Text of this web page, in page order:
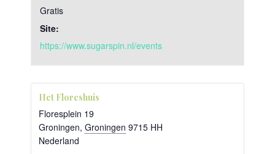
Gratis
Site:
https://www.sugarspin.nl/events
Het Floreshuis
Floresplein 19
Groningen, Groningen 9715 HH
Nederland